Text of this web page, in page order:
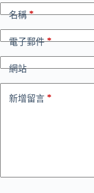
名稱*
電子郵件*
網站
新增留言 *